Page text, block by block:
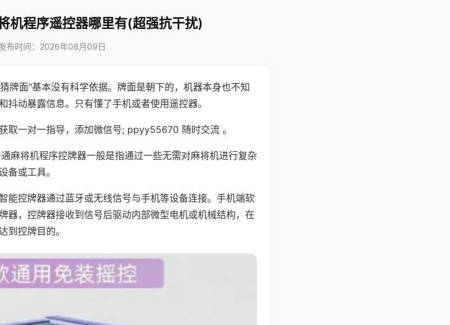
机程序遥控器哪里有(超强抗干扰)
布时间：2026年08月09日
牌面"基本没有科学依据。牌面是朝下的，机器本身也不知
动暴露信息。只有懂了手机或者使用遥控器。
取一对一指导，添加微信号; ppyy55670 随时交流 。
麻将机程序控牌器一般是指通过一些无需对麻将机进行复杂
备或工具。
能控牌器通过蓝牙或无线信号与手机等设备连接。手机端软
器，控牌器接收到信号后驱动内部微型电机或机械结构，在
到控牌目的。